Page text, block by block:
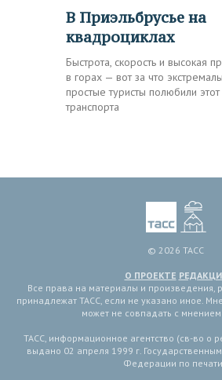
В Приэльбрусье на
квадроциклах
Быстрота, скорость и высокая
в горах — вот за что
простые туристы полюбили
транспорта
© 2026 ТАСС
О ПРОЕКТЕ
Все права на материалы и произведения,
принадлежат ТАСС, если не указано иное.
может не совпадать с
ТАСС, информационное агентство (св-во о
выдано 02 апреля 1999 г.
Федерации по